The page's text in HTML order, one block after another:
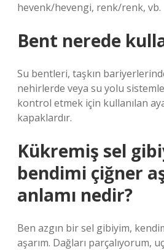
hevenk/hevengi, renk/renk, vb.
Bent nerede
Su bentleri, taşkın
nehirlerde veya su yolu
kontrol etmek için kullanılan
kapaklardır.
Kükremiş sel
bendimi çiğner
anlamı nedir?
Ben azgın bir sel gibiyim,
aşarım. Dağları parçalıyorum,